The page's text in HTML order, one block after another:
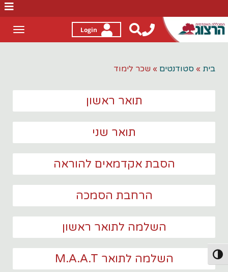
הפעל/כבה ניגודיות גבוהה
לתוכן
Login
בית » סטודנטים » שכר לימוד
תואר ראשון
תואר שני
הסבת אקדמאים להוראה
הרחבת הסמכה
השלמה לתואר ראשון
השלמה לתואר M.A.A.T